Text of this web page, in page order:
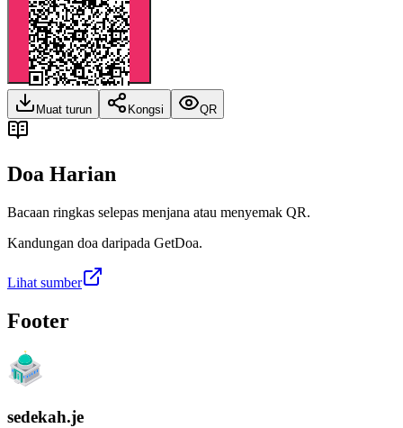
Muat turun Kongsi QR
Doa Harian
Bacaan ringkas selepas menjana atau menyemak QR.
Kandungan doa daripada GetDoa.
Lihat sumber
Footer
sedekah.je